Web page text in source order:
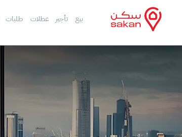
بيع تأجير عطلات طلبات